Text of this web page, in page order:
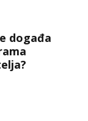
događa